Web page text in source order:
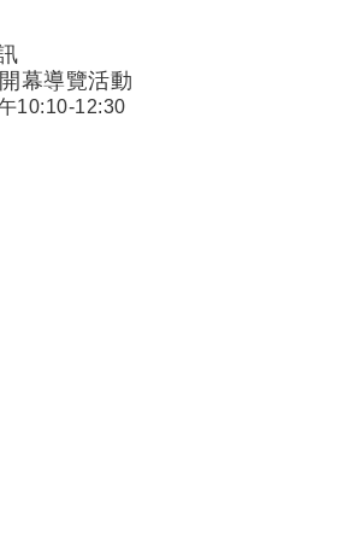
幕導覽活動
10:10-12:30